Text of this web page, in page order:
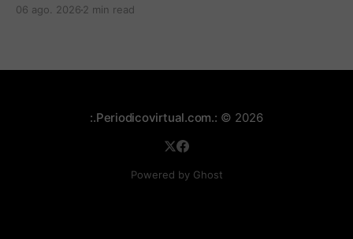
06 ago. 2026 2 min read
:.Periodicovirtual.com.: © 2026
Powered by Ghost